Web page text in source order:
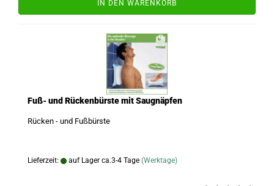
IN DEN WARENKORB
Fuß- und Rückenbürste mit Saugnäpfen
Rücken - und Fußbürste
Lieferzeit: auf Lager ca.3-4 Tage (Werktage)